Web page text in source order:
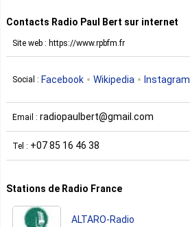
Contacts Radio Paul Bert sur internet
Site web : https://www.rpbfm.fr
Social : Facebook Wikipedia Instagram
Email : radiopaulbert@gmail.com
Tel : +07 85 16 46 38
Stations de Radio France
ALTARO-Radio